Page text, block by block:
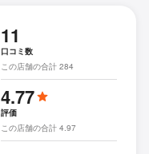
11
口コミ数
この店舗の合計 284
4.77
評価
この店舗の合計 4.97